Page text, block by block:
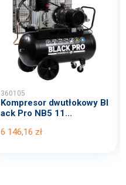
360105
Kompresor dwutłokowy Bl
ack Pro NB5 11...
6 146,16 zł